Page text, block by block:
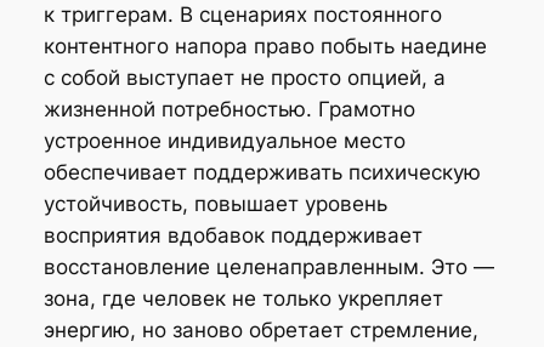
к триггерам. В сценариях постоянного
контентного напора право побыть наедине
с собой выступает не просто опцией, а
жизненной потребностью. Грамотно
устроенное индивидуальное место
обеспечивает поддерживать психическую
устойчивость, повышает уровень
восприятия вдобавок поддерживает
восстановление целенаправленным. Это —
зона, где человек не только укрепляет
энергию, но заново обретает стремление,